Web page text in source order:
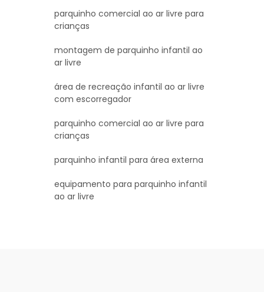
parquinho comercial ao ar livre para
crianças
montagem de parquinho infantil ao
ar livre
área de recreação infantil ao ar livre
com escorregador
parquinho comercial ao ar livre para
crianças
parquinho infantil para área externa
equipamento para parquinho infantil
ao ar livre